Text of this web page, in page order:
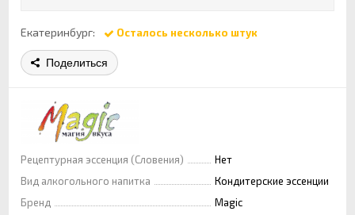
Екатеринбург: Осталось несколько штук
Поделиться
Рецептурная эссенция (Словения)
Нет
Вид алкогольного напитка
Кондитерские эссенции
Бренд
Magic